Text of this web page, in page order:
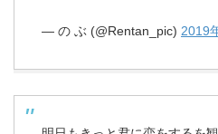
— の ぶ (@Rentan_pic) 2019